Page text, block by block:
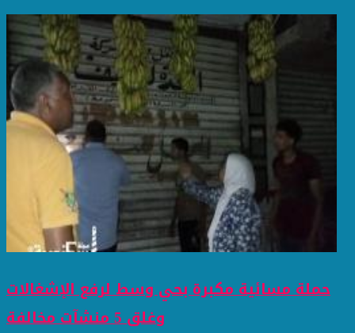
حملة مسائية مكبرة بحي وسط لرفع الإشغالات
وغلق 5 منشآت مخالفة